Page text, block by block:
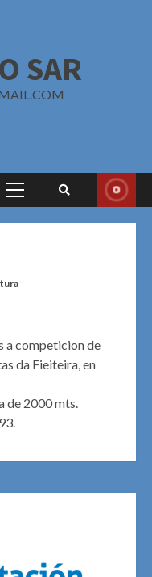
SAR
Menú
a competicion de
da Fieiteira, en
de 2000 mts.